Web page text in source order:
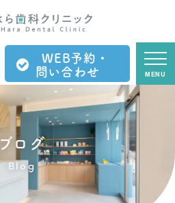
WEB予約・
問い合わせ
MENU
ブログ
Blog